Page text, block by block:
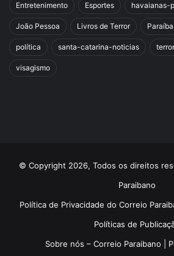
Entretenimento Esportes havaianas-
João Pessoa Livros de Terror Paraíba
política santa-catarina-noticias
visagismo
© Copyright 2026, Todos os direitos
Paraibano
Política de Privacidade do Correio
Políticas de
Sobre nós – Correio Paraibano |